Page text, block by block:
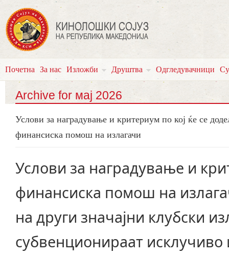
Почетна За нас Изложби Друштва Одгледувачници
Archive for мај 2026
Услови за наградување и критериум по кој ќе се
финансиска помош на излагачи
Услови за наградување и
финансиска помош на
на други значајни клубски
субвенционираат